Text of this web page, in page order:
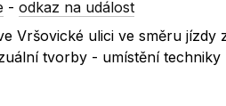
-odkaz na událost
Vršovické ulici ve směru jízdy
tvorby - umístění